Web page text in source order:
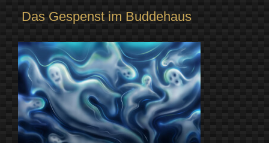
den
Himmel
kamen“
Das Gespenst im Buddehaus